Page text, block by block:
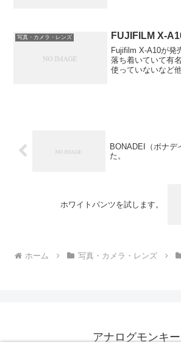
写真・カメラ・レンズ FUJIFILM X-
Fujifilm X-A10が発
落ち着いていて有
使っていないなど
BONADEI（ボナデ
た。
ホワイトパンツを試します。
ホーム 写真・カメラ・レンズ
アナログモンキー